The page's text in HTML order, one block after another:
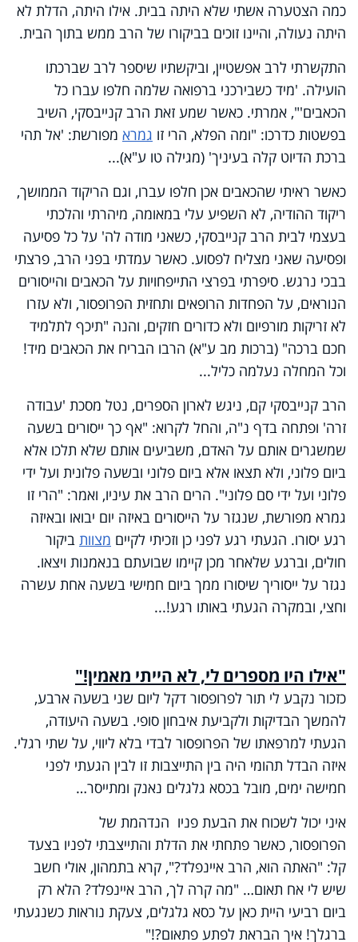
כמה הצטערה אשתי שלא היתה בבית. אילו היתה, הדלת לא
היתה נעולה, והיינו זוכים בביקורו של הרב ממש בתוך הבית.
התקשרתי לרב אפשטיין, וביקשתיו שיספר לרב שברכתו
הועילה. 'מיד כשבירכני ברפואה שלמה חלפו עברו כל
הכאבים'", אמרתי. כאשר שמע זאת הרב קנייבסקי, השיב
בפשטות כדרכו: "ומה הפלא, הרי זו גמרא מפורשת: 'אל תהי
ברכת הדיוט קלה בעיניך' (מגילה טו ע"א)...
כאשר ראיתי שהכאבים אכן חלפו עברו, וגם הריקוד הממושך,
ריקוד ההודיה, לא השפיע עלי במאומה, מיהרתי והלכתי
בעצמי לבית הרב קנייבסקי, כשאני מודה לה' על כל פסיעה
ופסיעה שאני מצליח לפסוע. כאשר עמדתי בפני הרב, פרצתי
בבכי נרגש. סיפרתי בפרצי התייפחויות על הכאבים והייסורים
הנוראים, על הפחדות הרופאים ותחזית הפרופסור, ולא עזרו
לא זריקות מורפיום ולא כדורים חזקים, והנה "תיכף לתלמיד
חכם ברכה" (ברכות מב ע"א) הרבו הבריח את הכאבים מיד!
וכל המחלה נעלמה כליל...
הרב קנייבסקי קם, ניגש לארון הספרים, נטל מסכת 'עבודה
זרה' ופתחה בדף נ"ה, והחל לקרוא: "אף כך ייסורים בשעה
שמשגרים אותם על האדם, משביעים אותם שלא תלכו אלא
ביום פלוני, ולא תצאו אלא ביום פלוני ובשעה פלונית ועל ידי
פלוני ועל ידי סם פלוני". הרים הרב את עיניו, ואמר: "הרי זו
גמרא מפורשת, שנגזר על הייסורים באיזה יום יבואו ובאיזה
רגע יסורו. הגעתי רגע לפני כן וזכיתי לקיים מצוות ביקור
חולים, וברגע שלאחר מכן קיימו שבועתם בנאמנות ויצאו.
נגזר על ייסוריך שיסורו ממך ביום חמישי בשעה אחת עשרה
וחצי, ובמקרה הגעתי באותו רגע!...
"אילו היו מספרים לי, לא הייתי מאמין!"
כזכור נקבע לי תור לפרופסור דקל ליום שני בשעה ארבע,
להמשך הבדיקות ולקביעת איבחון סופי. בשעה היעודה,
הגעתי למרפאתו של הפרופסור לבדי בלא ליווי, על שתי רגלי.
איזה הבדל תהומי היה בין התייצבות זו לבין הגעתי לפני
חמישה ימים, מובל בכסא גלגלים נאנק ומתייסר…
איני יכול לשכוח את הבעת פניו הנדהמת של
הפרופסור, כאשר פתחתי את הדלת והתייצבתי לפניו בצעד
קל: "האתה הוא, הרב איינפלד?", קרא בתמהון, אולי חשב
שיש לי אח תאום… "מה קרה לך, הרב איינפלד? הלא רק
ביום רביעי היית כאן על כסא גלגלים, צעקת נוראות כשנגעתי
ברגלך! איך הבראת לפתע פתאום?!"